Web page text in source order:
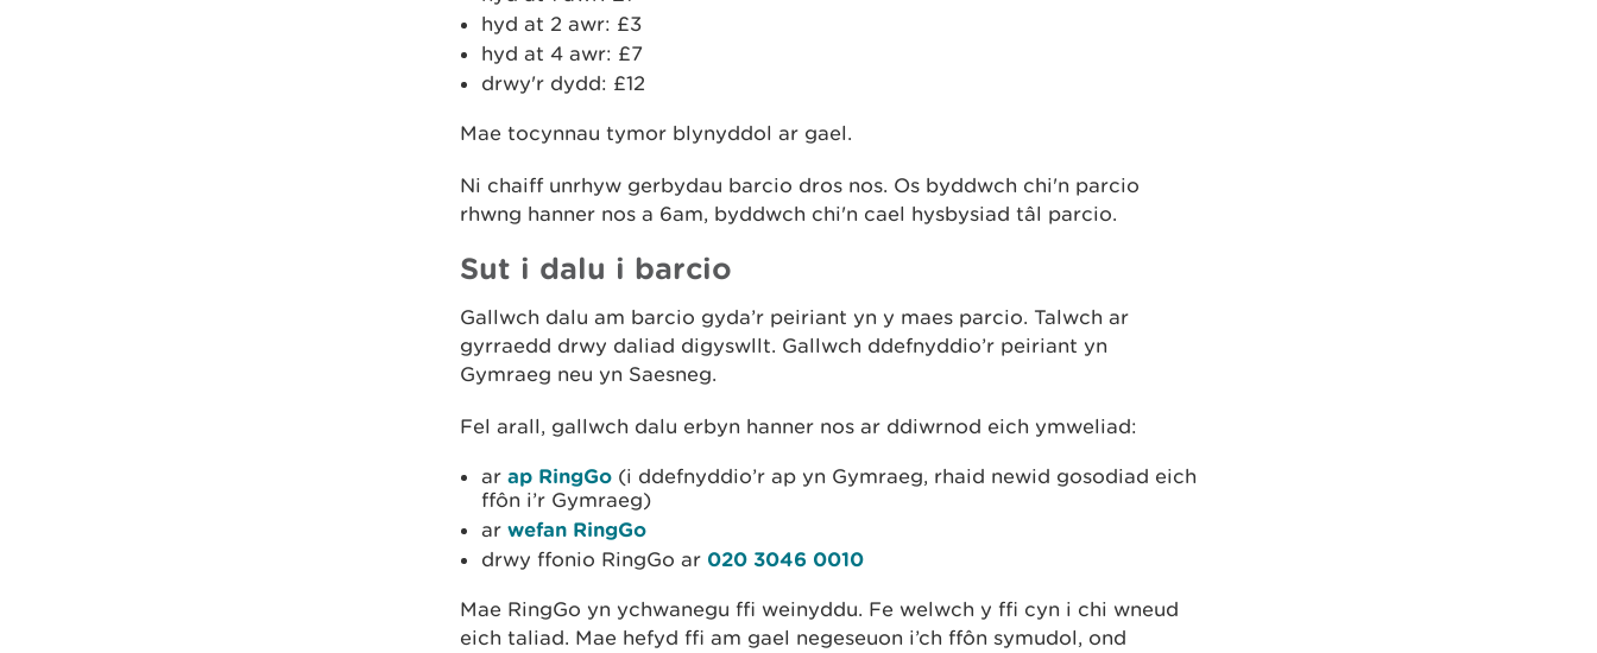
hyd at 2 awr: £3
hyd at 4 awr: £7
drwy'r dydd: £12
Mae tocynnau tymor blynyddol ar gael.
Ni chaiff unrhyw gerbydau barcio dros nos. Os byddwch chi'n parcio
rhwng hanner nos a 6am, byddwch chi'n cael hysbysiad tâl parcio.
Sut i dalu i barcio
Gallwch dalu am barcio gyda’r peiriant yn y maes parcio. Talwch ar
gyrraedd drwy daliad digyswllt. Gallwch ddefnyddio’r peiriant yn
Gymraeg neu yn Saesneg.
Fel arall, gallwch dalu erbyn hanner nos ar ddiwrnod eich ymweliad:
ar ap RingGo (i ddefnyddio’r ap yn Gymraeg, rhaid newid gosodiad eich
ffôn i’r Gymraeg)
ar wefan RingGo
drwy ffonio RingGo ar 020 3046 0010
Mae RingGo yn ychwanegu ffi weinyddu. Fe welwch y ffi cyn i chi wneud
eich taliad. Mae hefyd ffi am gael negeseuon i’ch ffôn symudol, ond